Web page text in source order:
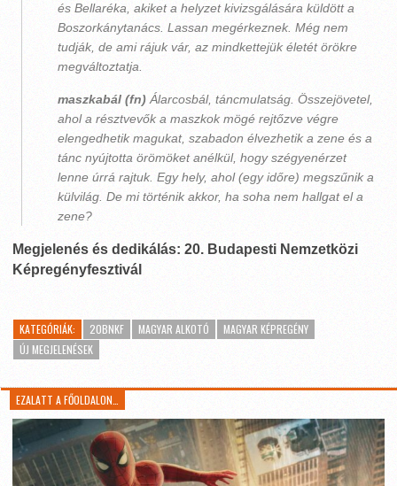
és Bellaréka, akiket a helyzet kivizsgálására küldött a
Boszorkánytanács. Lassan megérkeznek. Még nem
tudják, de ami rájuk vár, az mindkettejük életét örökre
megváltoztatja.
maszkabál (fn) Álarcosbál, táncmulatság. Összejövetel,
ahol a résztvevők a maszkok mögé rejtőzve végre
elengedhetik magukat, szabadon élvezhetik a zene és a
tánc nyújtotta örömöket anélkül, hogy szégyenérzet
lenne úrrá rajtuk. Egy hely, ahol (egy időre) megszűnik a
külvilág. De mi történik akkor, ha soha nem hallgat el a
zene?
Megjelenés és dedikálás: 20. Budapesti Nemzetközi
Képregényfesztivál
KATEGÓRIÁK: 20BNKF MAGYAR ALKOTÓ
MAGYAR KÉPREGÉNY
ÚJ MEGJELENÉSEK
EZALATT A FŐOLDALON…